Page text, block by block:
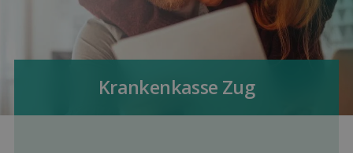
Kranken­kasse Zug